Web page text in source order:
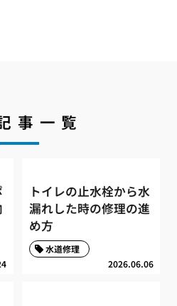
事一覧
トイレの止水栓から水
漏れした時の修理の進
め方
2026.06.06
水道修理